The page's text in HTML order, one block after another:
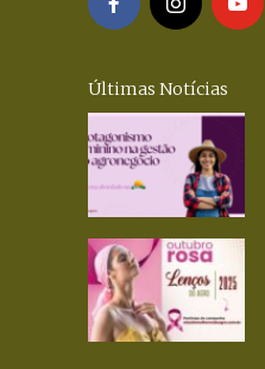
Últimas Notícias